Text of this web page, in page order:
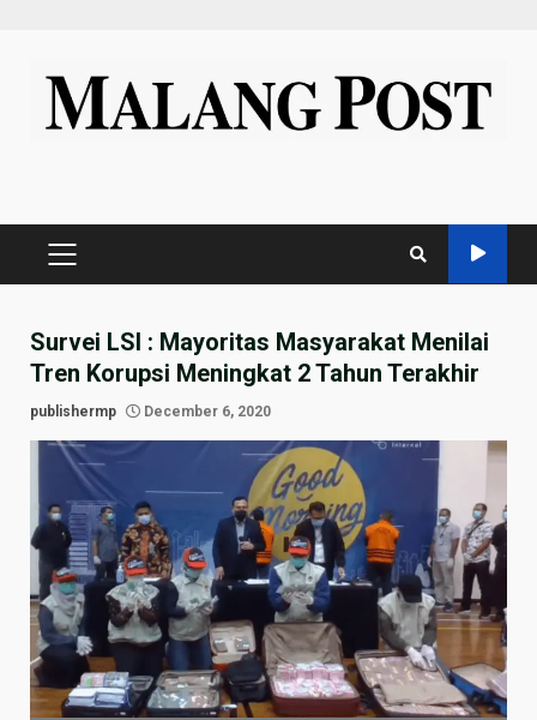
content
PRIMARY
Survei LSI : Mayoritas Masyarakat Menilai
Tren Korupsi Meningkat 2 Tahun Terakhir
publishermp December 6, 2020